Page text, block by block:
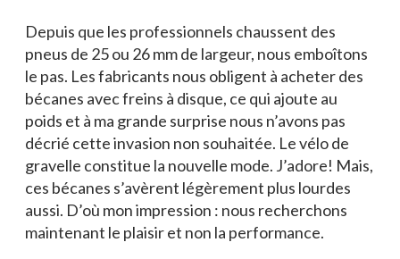
Depuis que les professionnels chaussent des
pneus de 25 ou 26 mm de largeur, nous emboîtons
le pas. Les fabricants nous obligent à acheter des
bécanes avec freins à disque, ce qui ajoute au
poids et à ma grande surprise nous n’avons pas
décrié cette invasion non souhaitée. Le vélo de
gravelle constitue la nouvelle mode. J’adore! Mais,
ces bécanes s’avèrent légèrement plus lourdes
aussi. D’où mon impression : nous recherchons
maintenant le plaisir et non la performance.